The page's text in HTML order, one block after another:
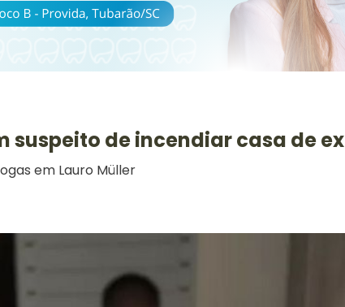
suspeito de incendiar casa de ex
em Lauro Müller